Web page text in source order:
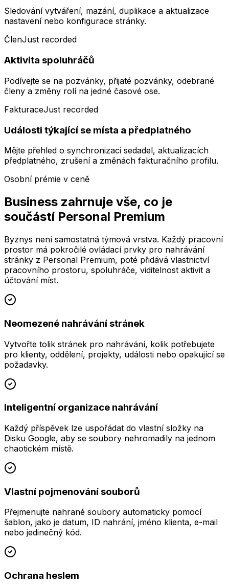
Sledování vytváření, mazání, duplikace a aktualizace
nastavení nebo konfigurace stránky.
ČlenJust recorded
Aktivita spoluhráčů
Podívejte se na pozvánky, přijaté pozvánky, odebrané
členy a změny rolí na jedné časové ose.
FakturaceJust recorded
Události týkající se místa a předplatného
Mějte přehled o synchronizaci sedadel, aktualizacích
předplatného, ​​zrušení a změnách fakturačního profilu.
Osobní prémie v ceně
Business zahrnuje vše, co je
součástí Personal Premium
Byznys není samostatná týmová vrstva. Každý pracovní
prostor má pokročilé ovládací prvky pro nahrávání
stránky z Personal Premium, poté přidává vlastnictví
pracovního prostoru, spoluhráče, viditelnost aktivit a
účtování míst.
Neomezené nahrávání stránek
Vytvořte tolik stránek pro nahrávání, kolik potřebujete
pro klienty, oddělení, projekty, události nebo opakující se
požadavky.
Inteligentní organizace nahrávání
Každý příspěvek lze uspořádat do vlastní složky na
Disku Google, aby se soubory nehromadily na jednom
chaotickém místě.
Vlastní pojmenování souborů
Přejmenujte nahrané soubory automaticky pomocí
šablon, jako je datum, ID nahrání, jméno klienta, e-mail
nebo jedinečný kód.
Ochrana heslem